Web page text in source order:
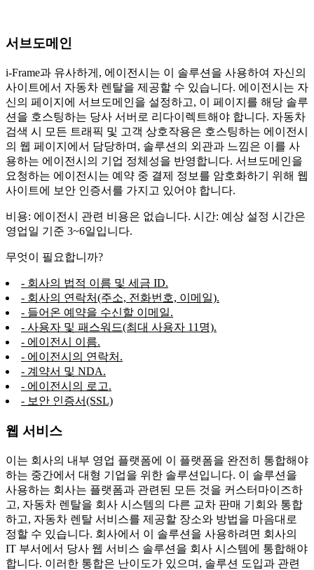
서브도메인
i-Frame과 유사하게, 에이전시는 이 솔루션을 사용하여 자신의
사이트에서 자동차 렌탈을 제공할 수 있습니다. 에이전시는 자
신의 페이지에 서브도메인을 설정하고, 이 페이지를 해당 솔루
션을 호스팅하는 당사 서버로 리다이렉트해야 합니다. 자동차
검색 시 모든 트래픽 및 고객 상호작용은 호스팅하는 에이전시
의 웹 페이지에서 담당하며, 솔루션의 외관과 느낌은 이를 사
용하는 에이전시의 기업 정체성을 반영합니다. 서브도메인을
요청하는 에이전시는 예약 중 결제 정보를 암호화하기 위해 웹
사이트에 보안 인증서를 가지고 있어야 합니다.
비용: 에이전시 관련 비용은 없습니다. 시간: 예상 설정 시간은
영업일 기준 3~6일입니다.
무엇이 필요합니까?
- 회사의 법적 이름 및 세금 ID.
- 회사의 연락처(주소, 전화번호, 이메일).
- 들어온 예약을 수신할 이메일.
- 사용자 및 패스워드(최대 사용자 11명).
- 에이전시 이름.
- 에이전시의 연락처.
- 계약서 및 NDA.
- 에이전시의 로고.
- 보안 인증서(SSL)
웹 서비스
이는 회사의 내부 영업 플랫폼에 이 플랫폼을 완전히 통합해야
하는 중간에서 대형 기업을 위한 솔루션입니다. 이 솔루션을
사용하는 회사는 플랫폼과 관련된 모든 것을 커스터마이즈하
고, 자동차 렌탈을 회사 시스템의 다른 교차 판매 기회와 통합
하고, 자동차 렌탈 서비스를 제공할 장소와 방법을 마음대로
정할 수 있습니다. 회사에서 이 솔루션을 사용하려면 회사의
IT 부서에서 당사 웹 서비스 솔루션을 회사 시스템에 통합해야
합니다. 이러한 통합은 난이도가 있으며, 솔루션 도입과 관련